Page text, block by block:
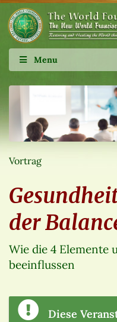
Menu
Vortrag
der
Wie die 4 Elemente
beeinflussen
Diese